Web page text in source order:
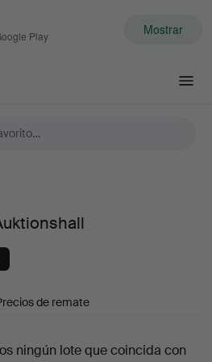
Play Mostrar
de remate
ningún lote que coincida con